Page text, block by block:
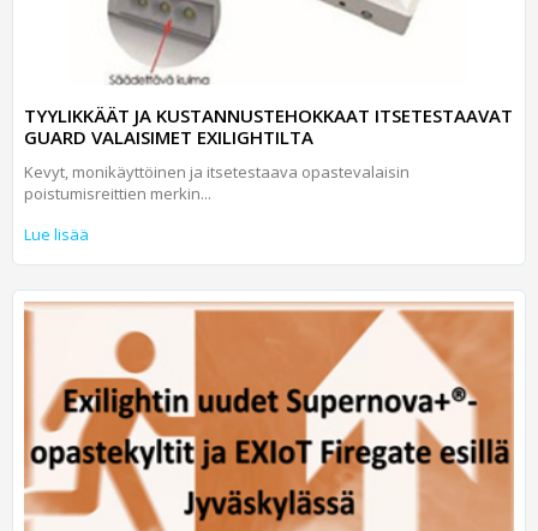
TYYLIKKÄÄT JA KUSTANNUSTEHOKKAAT ITSETESTAAVAT
GUARD VALAISIMET EXILIGHTILTA
Kevyt, monikäyttöinen ja itsetestaava opastevalaisin
poistumisreittien merkin...
Lue lisää